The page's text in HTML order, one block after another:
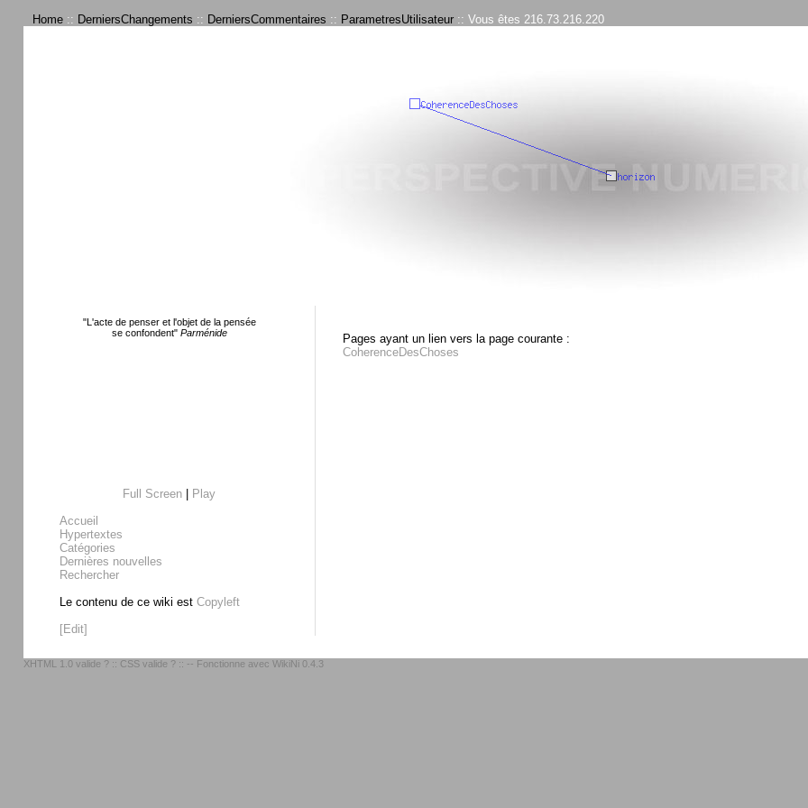
Home :: DerniersChangements :: DerniersCommentaires :: ParametresUtilisateur :: Vous êtes 216.73.216.220
"L'acte de penser et l'objet de la pensée
se confondent"Parménide
Full Screen
Play
Accueil
Hypertextes
Catégories
Dernières nouvelles
Rechercher
Le contenu de ce wiki est Copyleft
[Edit]
Pages ayant un lien vers la page courante :
CoherenceDesChoses
XHTML 1.0 valide ? :: CSS valide ? :: -- Fonctionne avec WikiNi 0.4.3